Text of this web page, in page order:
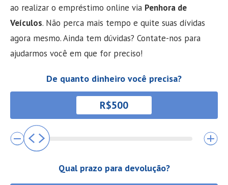
ao realizar o empréstimo online via Penhora de
Veículos. Não perca mais tempo e quite suas dívidas
agora mesmo. Ainda tem dúvidas? Contate-nos para
ajudarmos você em que for preciso!
De quanto dinheiro você precisa?
Qual prazo para devolução?